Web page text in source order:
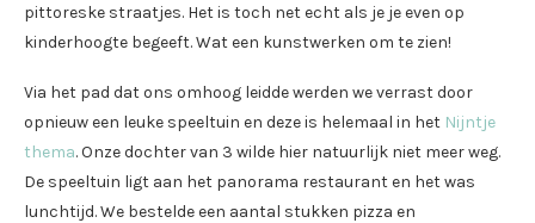
pittoreske straatjes. Het is toch net echt als je je even op
kinderhoogte begeeft. Wat een kunstwerken om te zien!
Via het pad dat ons omhoog leidde werden we verrast door
opnieuw een leuke speeltuin en deze is helemaal in het Nijntje
thema. Onze dochter van 3 wilde hier natuurlijk niet meer weg.
De speeltuin ligt aan het panorama restaurant en het was
lunchtijd. We bestelde een aantal stukken pizza en